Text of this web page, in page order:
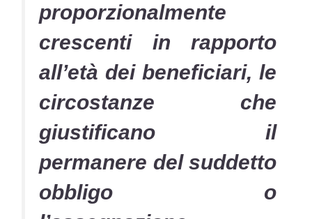
proporzionalmente
crescenti in rapporto
all’età dei beneficiari, le
circostanze che
giustificano il
permanere del suddetto
obbligo o